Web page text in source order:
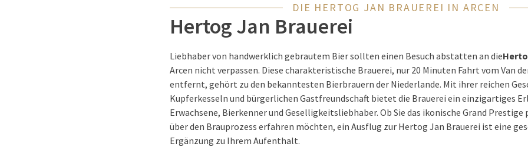
DIE HERTOG JAN BRAUEREI IN ARCEN
Hertog Jan Brauerei
Liebhaber von handwerklich gebrautem Bier sollten einen Besuch abstatten an die
Arcen nicht verpassen. Diese charakteristische Brauerei, nur 20 Minuten Fahrt vom Van
entfernt, gehört zu den bekanntesten Bierbrauern der Niederlande. Mit ihrer reichen
Kupferkesseln und bürgerlichen Gastfreundschaft bietet die Brauerei ein einzigartiges
Erwachsene, Bierkenner und Geselligkeitsliebhaber. Ob Sie das ikonische Grand
über den Brauprozess erfahren möchten, ein Ausflug zur Hertog Jan Brauerei ist eine
Ergänzung zu Ihrem Aufenthalt.